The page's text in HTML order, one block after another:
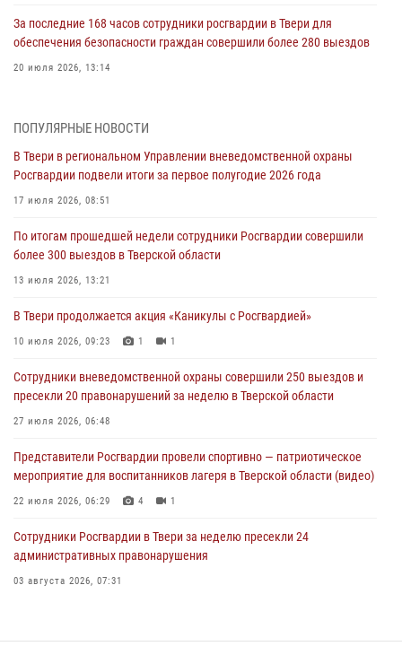
За последние 168 часов сотрудники росгвардии в Твери для
обеспечения безопасности граждан совершили более 280 выездов
20 июля 2026, 13:14
Росгвардии подвели итоги за первое полугодие 2026 года
По итогам прошедшей недели сотрудники Росгвардии совершили
более 300 выездов в Тверской области
В Твери продолжается акция «Каникулы с Росгвардией»
10 июля 2026, 09:23
Росгвардейцы в Твери пресекли 16 административных
правонарушений
ПОПУЛЯРНЫЕ НОВОСТИ
В Твери в региональном Управлении вневедомственной охраны
Росгвардии подвели итоги за первое полугодие 2026 года
17 июля 2026, 08:51
По итогам прошедшей недели сотрудники Росгвардии совершили
более 300 выездов в Тверской области
13 июля 2026, 13:21
В Твери продолжается акция «Каникулы с Росгвардией»
10 июля 2026, 09:23 1 1
Сотрудники вневедомственной охраны совершили 250 выездов и
пресекли 20 правонарушений за неделю в Тверской области
27 июля 2026, 06:48
Представители Росгвардии провели спортивно — патриотическое
мероприятие для воспитанников лагеря в Тверской области (видео)
22 июля 2026, 06:29 4 1
Сотрудники Росгвардии в Твери за неделю пресекли 24
административных правонарушения
03 августа 2026, 07:31